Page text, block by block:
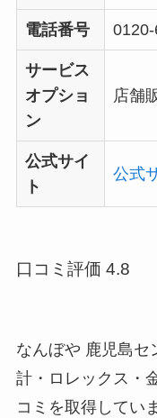
電話番号
サービス
オプショ
ン
店舗
公式サイ
ト
公式
口コミ評価 4.8
なんぼや 鹿児島セ
計・ロレックス・
コミを取得してい